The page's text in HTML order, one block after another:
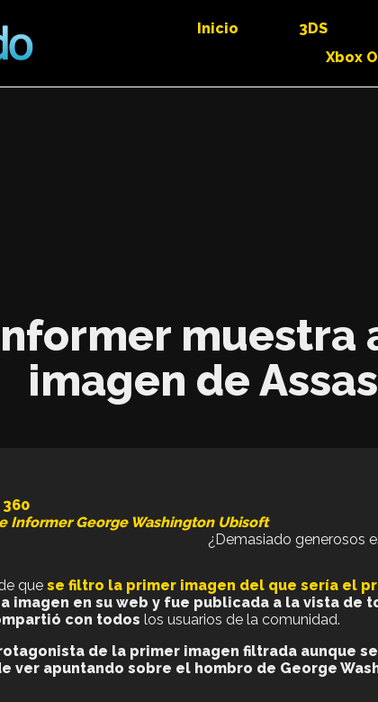
Inicio 3DS
Xbox
imagen de
Informer George Washington Ubisoft
¿Demasiado generosos
que se filtro la primer imagen del que sería el
imagen en su web y fue publicada a la vista de
con todos los usuarios de la comunidad.
de la primer imagen filtrada aunque
ver apuntando sobre el hombro de George